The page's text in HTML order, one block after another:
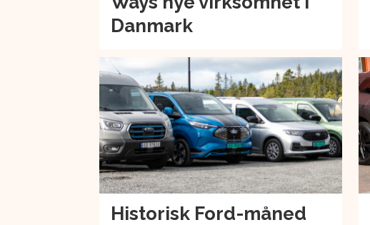
Danmark
Historisk Ford-måned